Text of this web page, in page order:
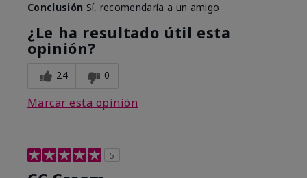
Conclusión Sí, recomendaría a un amigo
¿Le ha resultado útil esta
opinión?
24 0
Marcar esta opinión
5